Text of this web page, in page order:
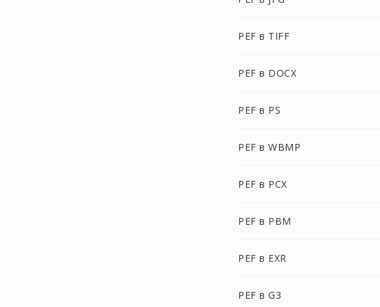
PEF в TIFF
PEF в DOCX
PEF в PS
PEF в WBMP
PEF в PCX
PEF в PBM
PEF в EXR
PEF в G3